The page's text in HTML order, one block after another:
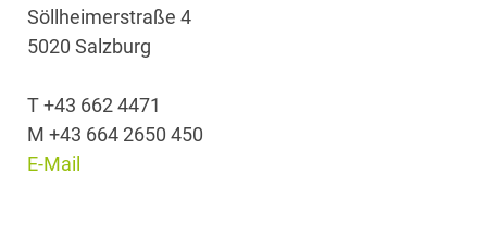
Söllheimerstraße 4
5020 Salzburg
T +43 662 4471
M +43 664 2650 450
E-Mail